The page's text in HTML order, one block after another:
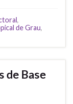
,
de Grau,
de Base